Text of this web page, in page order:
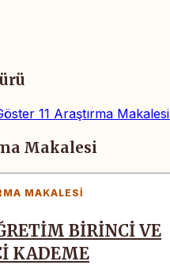
11 Araştırma Makalesi
Makalesi
MAKALESI
BİRİNCİ VE
KADEME